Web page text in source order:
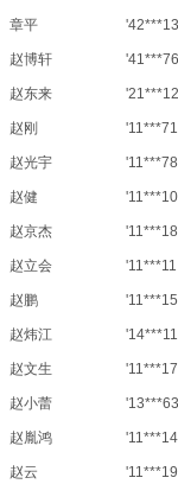
章平 '42***13
赵博轩 '41***76
赵东来 '21***12
赵刚 '11***71
赵光宇 '11***78
赵健 '11***10
赵京杰 '11***18
赵立会 '11***11
赵鹏 '11***15
赵炜江 '14***11
赵文生 '11***17
赵小蕾 '13***63
赵胤鸿 '11***14
赵云 '11***19